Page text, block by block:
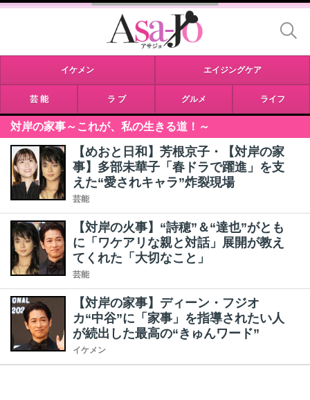
イケメン エイジングケア
芸 能 ラ ブ グルメ ライフ
対岸の家事～これが、私の生きる道！～
【めおと日和】芳根京子・【対岸の家
事】多部未華子「春ドラで躍進」を支
えた“愛されキャラ”炸裂現場
芸能
【対岸の火事】“詩穂”＆“達也”がとも
に「ワケアリな親と対話」展開が教え
てくれた「大切なこと」
芸能
【対岸の家事】ディーン・フジオ
カ“中谷”に「家事」を指導されたい人
が続出した最高の“きゅんワード”
イケメン